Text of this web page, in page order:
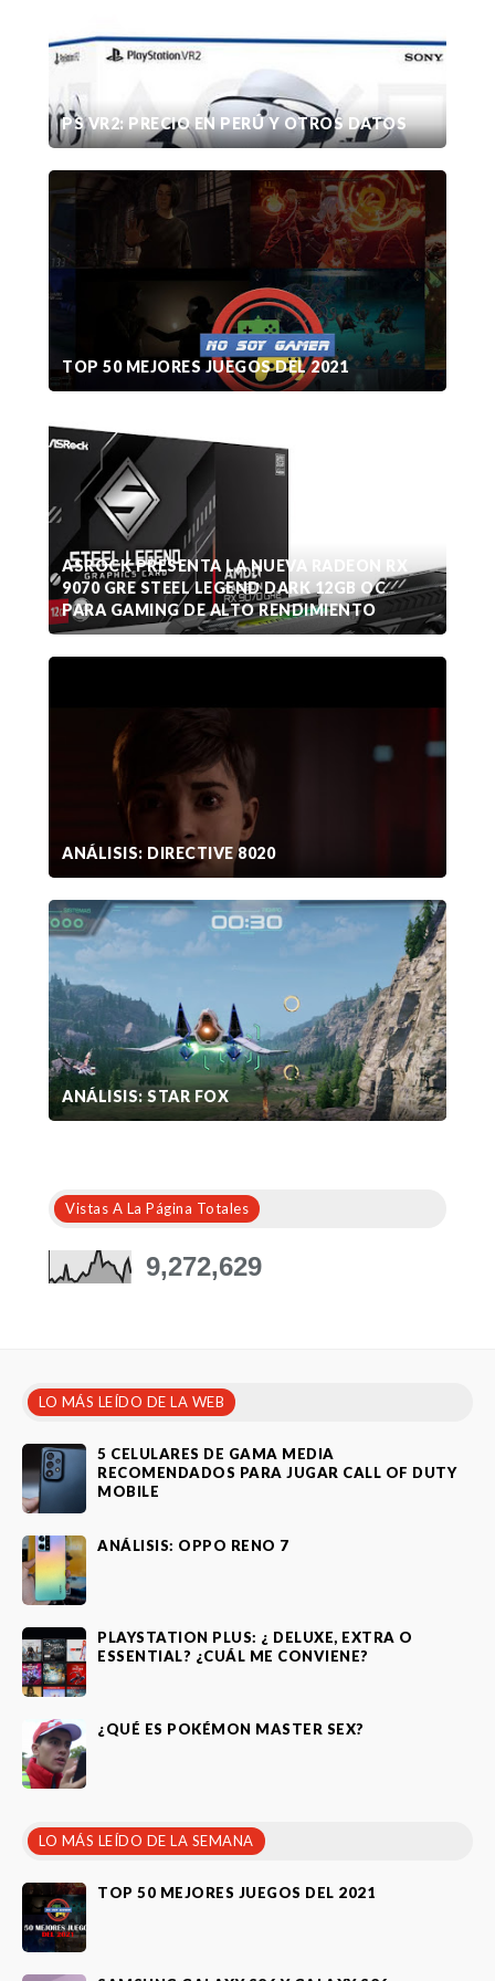
PS VR2: PRECIO EN PERÚ Y OTROS DATOS
TOP 50 MEJORES JUEGOS DEL 2021
ASROCK PRESENTA LA NUEVA RADEON RX
9070 GRE STEEL LEGEND DARK 12GB OC
PARA GAMING DE ALTO RENDIMIENTO
ANÁLISIS: DIRECTIVE 8020
ANÁLISIS: STAR FOX
Vistas A La Página Totales
9,272,629
LO MÁS LEÍDO DE LA WEB
5 CELULARES DE GAMA MEDIA
RECOMENDADOS PARA JUGAR CALL OF DUTY
MOBILE
ANÁLISIS: OPPO RENO 7
PLAYSTATION PLUS: ¿ DELUXE, EXTRA O
ESSENTIAL? ¿CUÁL ME CONVIENE?
¿QUÉ ES POKÉMON MASTER SEX?
LO MÁS LEÍDO DE LA SEMANA
TOP 50 MEJORES JUEGOS DEL 2021